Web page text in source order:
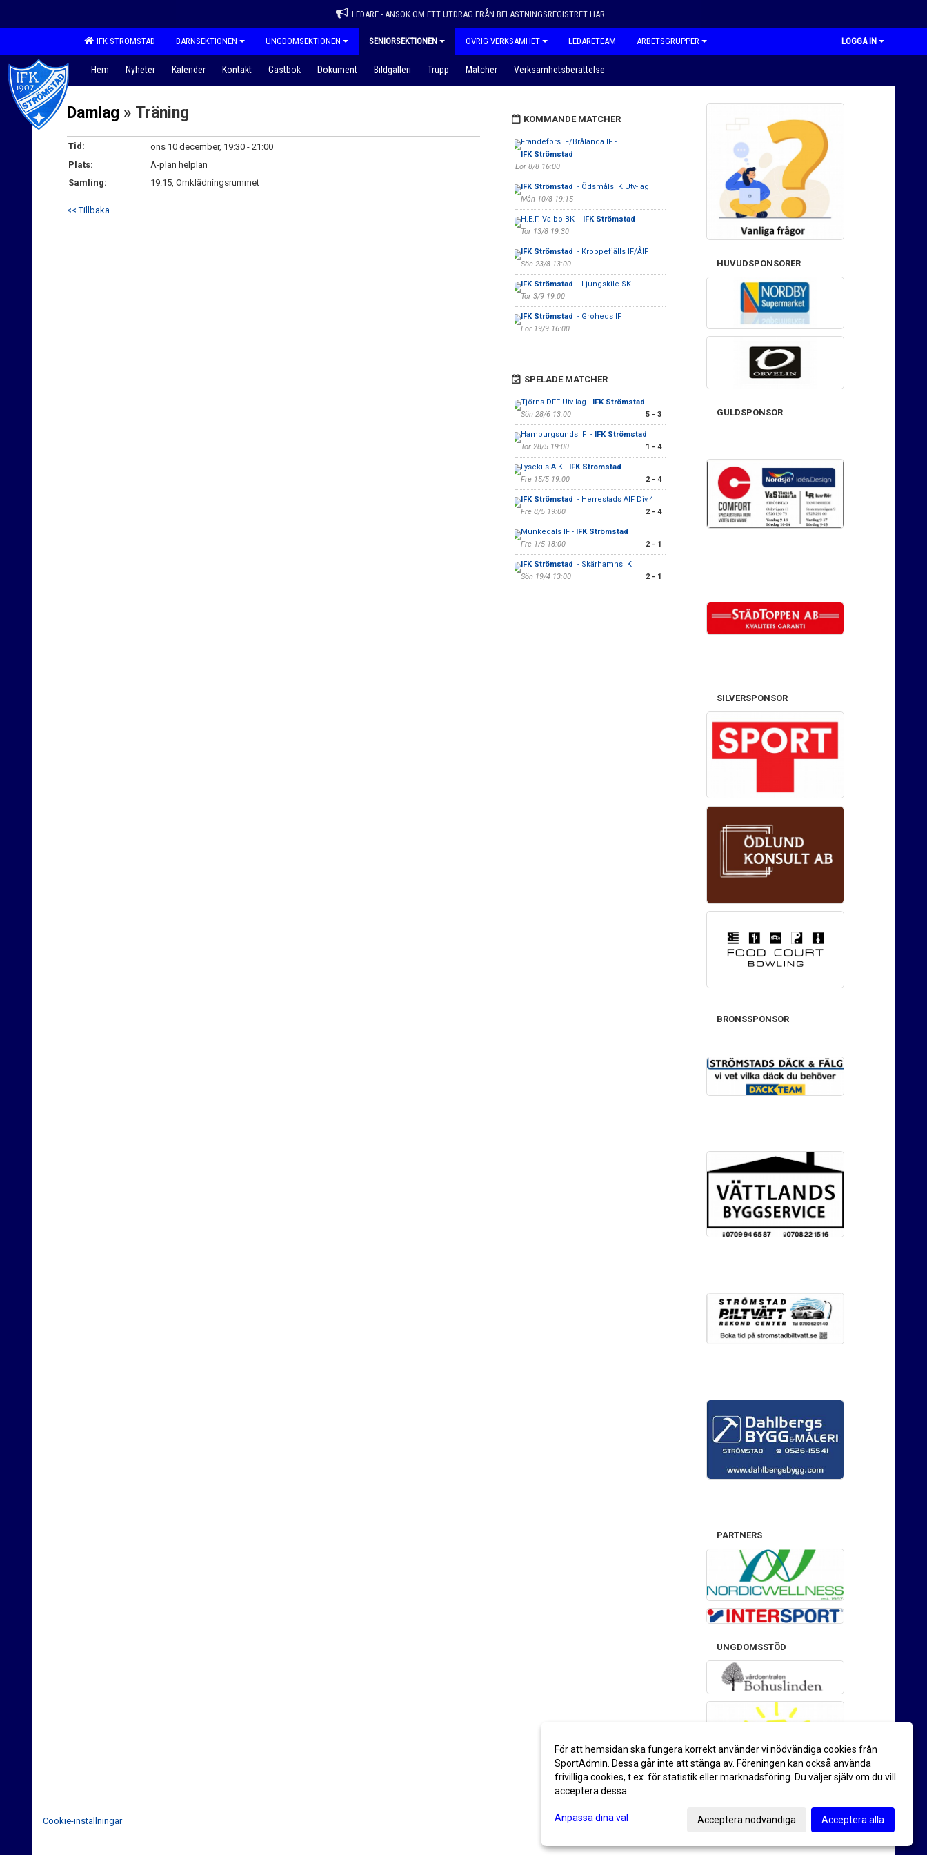
LEDARE - ANSÖK OM ETT UTDRAG FRÅN BELASTNINGSREGISTRET HÄR
IFK STRÖMSTAD BARNSEKTIONEN UNGDOMSEKTIONEN SENIORSEKTIONEN ÖVRIG VERKSAMHET LEDARETEAM ARBETSGRUPPER LOGGA IN
Hem Nyheter Kalender Kontakt Gästbok Dokument Bildgalleri Trupp Matcher Verksamhetsberättelse
Damlag » Träning
Tid:
ons 10 december, 19:30 - 21:00
Plats:
A-plan helplan
Samling:
19:15, Omklädningsrummet
<< Tillbaka
KOMMANDE MATCHER
Frändefors IF/Brålanda IF -
IFK Strömstad
Lör 8/8 16:00
IFK Strömstad - Ödsmåls IK Utv-lag
Mån 10/8 19:15
H.E.F. Valbo BK - IFK Strömstad
Tor 13/8 19:30
IFK Strömstad - Kroppefjälls IF/ÅIF
Sön 23/8 13:00
IFK Strömstad - Ljungskile SK
Tor 3/9 19:00
IFK Strömstad - Groheds IF
Lör 19/9 16:00
SPELADE MATCHER
Tjörns DFF Utv-lag - IFK Strömstad
Sön 28/6 13:00
5 - 3
Hamburgsunds IF - IFK Strömstad
Tor 28/5 19:00
1 - 4
Lysekils AIK - IFK Strömstad
Fre 15/5 19:00
2 - 4
IFK Strömstad - Herrestads AIF Div.4
Fre 8/5 19:00
2 - 4
Munkedals IF - IFK Strömstad
Fre 1/5 18:00
2 - 1
IFK Strömstad - Skärhamns IK
Sön 19/4 13:00
2 - 1
HUVUDSPONSORER
GULDSPONSOR
SILVERSPONSOR
BRONSSPONSOR
PARTNERS
UNGDOMSSTÖD
Cookie-inställningar
För att hemsidan ska fungera korrekt använder vi nödvändiga cookies från
SportAdmin. Dessa går inte att stänga av. Föreningen kan också använda
frivilliga cookies, t.ex. för statistik eller marknadsföring. Du väljer själv om du vill
acceptera dessa.
Anpassa dina val Acceptera nödvändiga Acceptera alla